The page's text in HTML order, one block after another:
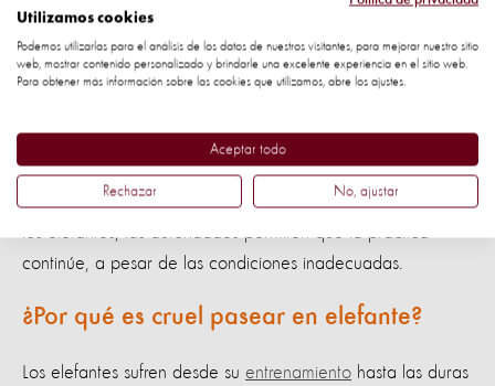
Preguntas frecuentes
Aunque las leyes de bienestar animal en India protegen a
los elefantes, las autoridades permiten que la práctica
continúe, a pesar de las condiciones inadecuadas.
¿Por qué es cruel pasear en elefante?
Los elefantes sufren desde su entrenamiento hasta las duras
Utilizamos cookies
Podemos utilizarlas para el análisis de los datos de nuestros visitantes, para mejorar nuestro sitio
web, mostrar contenido personalizado y brindarle una excelente experiencia en el sitio web.
Para obtener más información sobre las cookies que utilizamos, abre los ajustes.
Aceptar todo
Rechazar No, ajustar